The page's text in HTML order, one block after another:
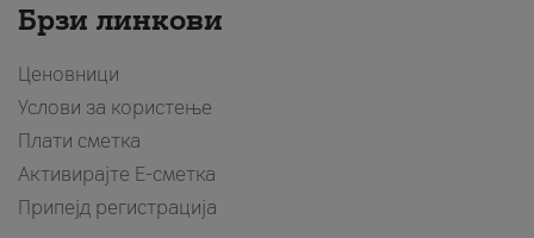
Брзи линкови
Ценовници
Услови за користење
Плати сметка
Активирајте Е-сметка
Припејд регистрација